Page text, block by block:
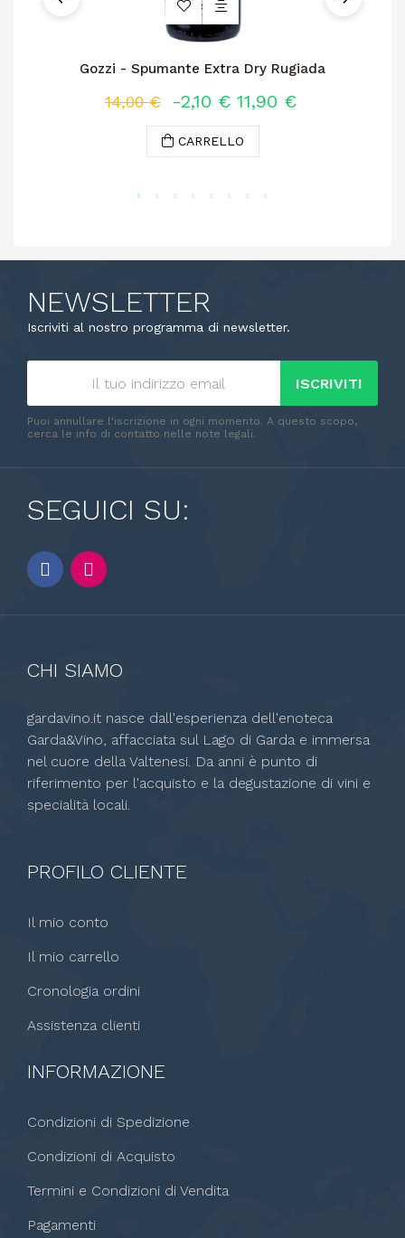
Gozzi - Spumante Extra Dry Rugiada
14,00 € -2,10 € 11,90 €
CARRELLO
NEWSLETTER
Iscriviti al nostro programma di newsletter.
ISCRIVITI
Puoi annullare l'iscrizione in ogni momento. A questo scopo,
cerca le info di contatto nelle note legali.
SEGUICI SU:
CHI SIAMO
gardavino.it nasce dall'esperienza dell'enoteca
Garda&Vino, affacciata sul Lago di Garda e immersa
nel cuore della Valtenesi. Da anni è punto di
riferimento per l'acquisto e la degustazione di vini e
specialità locali.
PROFILO CLIENTE
Il mio conto
Il mio carrello
Cronologia ordini
Assistenza clienti
INFORMAZIONE
Condizioni di Spedizione
Condizioni di Acquisto
Termini e Condizioni di Vendita
Pagamenti